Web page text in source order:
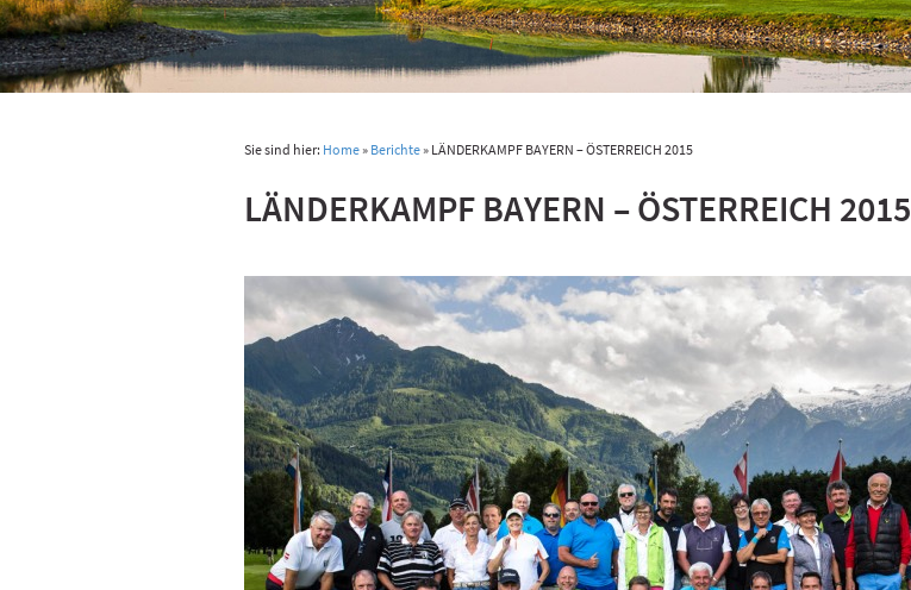
Sie sind hier: Home» Berichte» LÄNDERKAMPF BAYERN – ÖSTERREICH 2015
LÄNDERKAMPF BAYERN – ÖSTERREICH 2015